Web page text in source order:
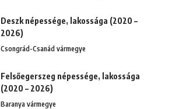
Deszk népessége, lakossága (2020 –
2026)
Csongrád-Csanád vármegye
Felsőegerszeg népessége, lakossága
(2020 – 2026)
Baranya vármegye